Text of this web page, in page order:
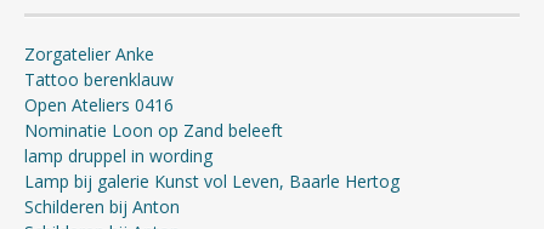
Zorgatelier Anke
Tattoo berenklauw
Open Ateliers 0416
Nominatie Loon op Zand beleeft
lamp druppel in wording
Lamp bij galerie Kunst vol Leven, Baarle Hertog
Schilderen bij Anton